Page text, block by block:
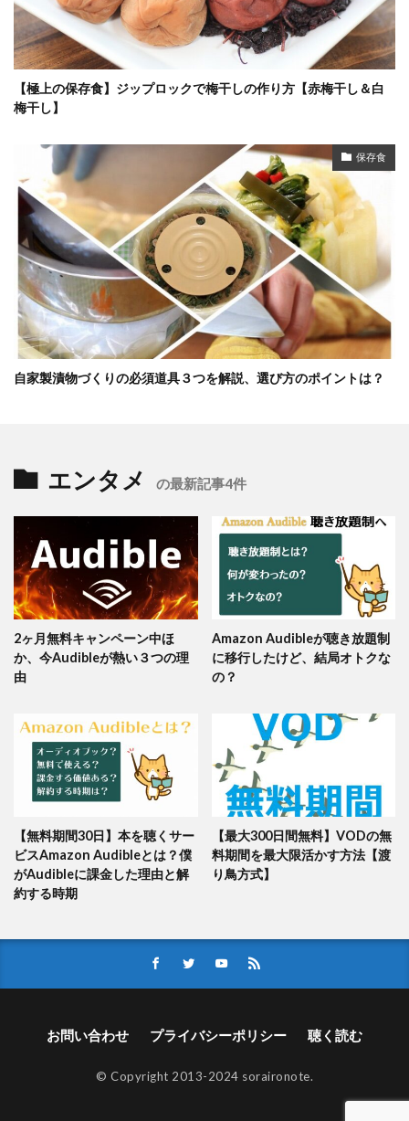
【極上の保存食】ジップロックで梅干しの作り方【赤梅干し＆白
梅干し】
保存食
自家製漬物づくりの必須道具３つを解説、選び方のポイントは？
エンタメ の最新記事4件
2ヶ月無料キャンペーン中ほ
か、今Audibleが熱い３つの理
由
Amazon Audibleが聴き放題制
に移行したけど、結局オトクな
の？
【無料期間30日】本を聴くサー
ビスAmazon Audibleとは？僕
がAudibleに課金した理由と解
約する時期
【最大300日間無料】VODの無
料期間を最大限活かす方法【渡
り鳥方式】
お問い合わせ プライバシーポリシー 聴く読む
© Copyright 2013-2024 soraironote.